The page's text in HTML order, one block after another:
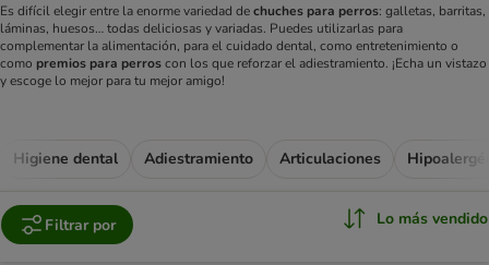
Es difícil elegir entre la enorme variedad dechuches para perros: galletas, barritas,
láminas, huesos… todas deliciosas y variadas. Puedes utilizarlas para
complementar la alimentación, para el cuidado dental, como entretenimiento o
como premios para perroscon los que reforzar el adiestramiento. ¡Echa un vistazo
y escoge lo mejor para tu mejor amigo!
Higiene dental Adiestramiento Articulaciones
Filtrar por Lo más vendido